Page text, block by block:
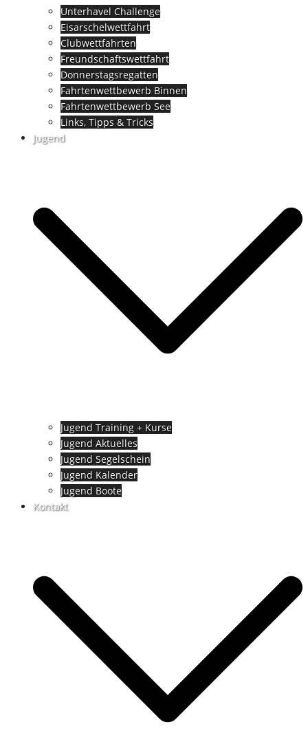
Unterhavel Challenge
Eisarschelwettfahrt
Clubwettfahrten
Freundschaftswettfahrt
Donnerstagsregatten
Fahrtenwettbewerb Binnen
Fahrtenwettbewerb See
Links, Tipps & Tricks
Jugend
Jugend Training + Kurse
Jugend Aktuelles
Jugend Segelschein
Jugend Kalender
Jugend Boote
Kontakt